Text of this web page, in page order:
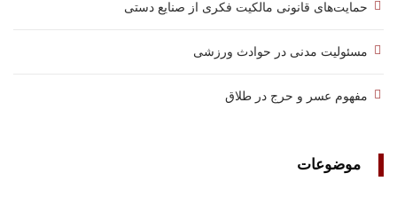
حمایت‌های قانونی مالکیت فکری از صنایع دستی
مسئولیت مدنی در حوادث ورزشی
مفهوم عسر و حرج در طلاق
موضوعات